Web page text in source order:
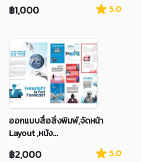
฿1,000 5.0
ออกแบบสื่อสิ่งพิมพ์,จัดหน้า
Layout ,หนัง...
฿2,000 5.0